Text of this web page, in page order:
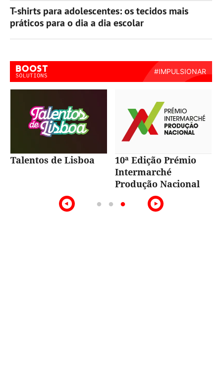
T-shirts para adolescentes: os tecidos mais
práticos para o dia a dia escolar
Talentos de Lisboa
10ª Edição Prémio
Intermarché
Produção Nacional